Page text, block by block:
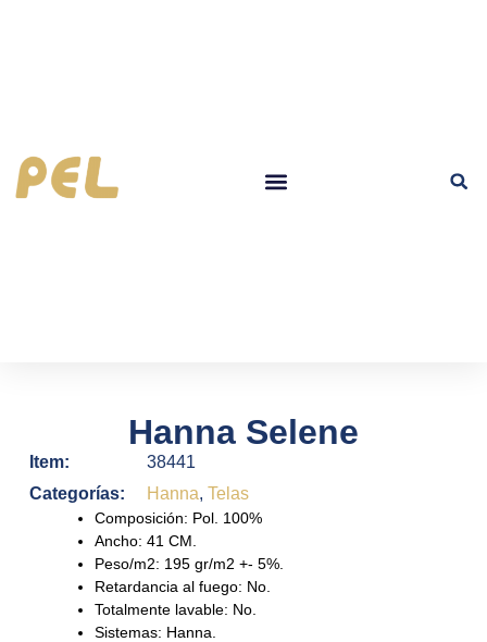
Hanna Selene
Item:
38441
Categorías:
Hanna, Telas
Composición: Pol. 100%
Ancho: 41 CM.
Peso/m2: 195 gr/m2 +- 5%.
Retardancia al fuego: No.
Totalmente lavable: No.
Sistemas: Hanna.